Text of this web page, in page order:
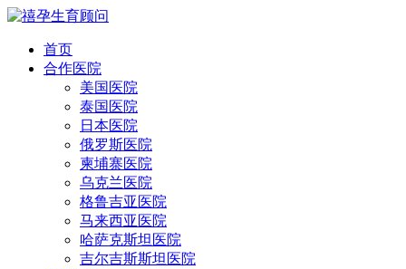
首页
合作医院
美国医院
泰国医院
日本医院
俄罗斯医院
柬埔寨医院
乌克兰医院
格鲁吉亚医院
马来西亚医院
哈萨克斯坦医院
吉尔吉斯斯坦医院